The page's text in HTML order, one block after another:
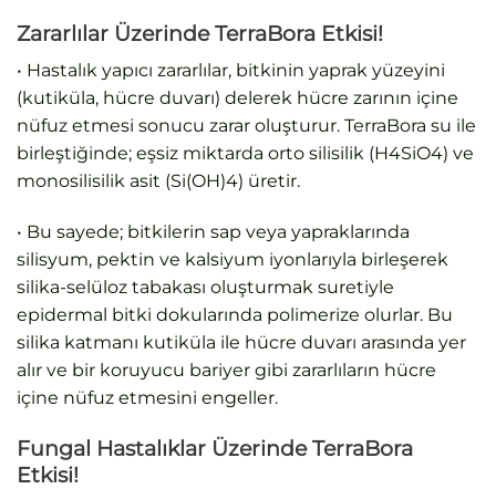
Zararlılar Üzerinde TerraBora Etkisi!
• Hastalık yapıcı zararlılar, bitkinin yaprak yüzeyini
(kutiküla, hücre duvarı) delerek hücre zarının içine
nüfuz etmesi sonucu zarar oluşturur. TerraBora su ile
birleştiğinde; eşsiz miktarda orto silisilik (H4SiO4) ve
monosilisilik asit (Si(OH)4) üretir.
• Bu sayede; bitkilerin sap veya yapraklarında
silisyum, pektin ve kalsiyum iyonlarıyla birleşerek
silika-selüloz tabakası oluşturmak suretiyle
epidermal bitki dokularında polimerize olurlar. Bu
silika katmanı kutiküla ile hücre duvarı arasında yer
alır ve bir koruyucu bariyer gibi zararlıların hücre
içine nüfuz etmesini engeller.
Fungal Hastalıklar Üzerinde TerraBora
Etkisi!